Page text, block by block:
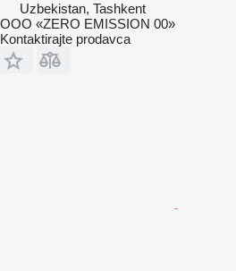
Uzbekistan, Tashkent
OOO «ZERO EMISSION 00»
Kontaktirajte prodavca